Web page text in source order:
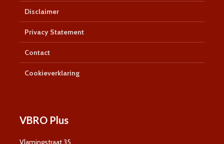
Disclaimer
Privacy Statement
Contact
Cookieverklaring
VBRO Plus
Vlamingstraat 35,